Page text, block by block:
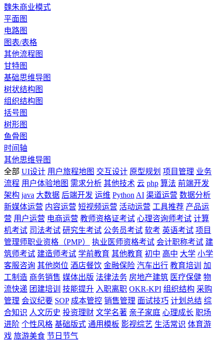
魏朱商业模式
平面图
电路图
图表/表格
其他流程图
甘特图
基础思维导图
树状结构图
组织结构图
括号图
树形图
鱼骨图
时间轴
其他思维导图
全部 UI设计 用户旅程地图 交互设计 原型规划 项目管理 业务
流程 用户体验地图 需求分析 其他技术 云 php 算法 前端开发
架构 java 大数据 后端开发 运维 Python AI 渠道运营 数据分析
新媒体运营 内容运营 短视频运营 活动运营 工具推荐 产品运
营 用户运营 电商运营 教师资格证考试 心理咨询师考试 计算
机考试 司法考试 研究生考试 公务员考试 软考 英语考试 项目
管理师职业资格（PMP）
执业医师资格考试 会计职称考试 建
筑师考试 建造师考试 学前教育 其他教育 初中 高中 大学 小学
客服咨询 其他岗位 酒店餐饮 金融保险 汽车出行 教育培训
加
工制造 商务销售 媒体出版 法律法务 房地产建筑 医疗保健 物
流快递 团建培训 技能提升 入职离职 OKR-KPI 组织结构 采购
管理 会议纪要 SOP 成本管控 销售管理 面试技巧 计划总结 综
合知识 人文历史 投资理财 文学名著 亲子家庭 心理成长 职场
进阶 个性风格 基础版式 通用模板 影视综艺 生活常识 体育游
戏 旅游美食 节日节气